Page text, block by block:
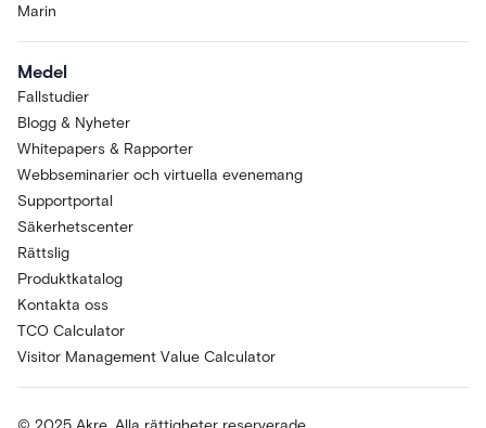
Marin
Medel
Fallstudier
Blogg & Nyheter
Whitepapers & Rapporter
Webbseminarier och virtuella evenemang
Supportportal
Säkerhetscenter
Rättslig
Produktkatalog
Kontakta oss
TCO Calculator
Visitor Management Value Calculator